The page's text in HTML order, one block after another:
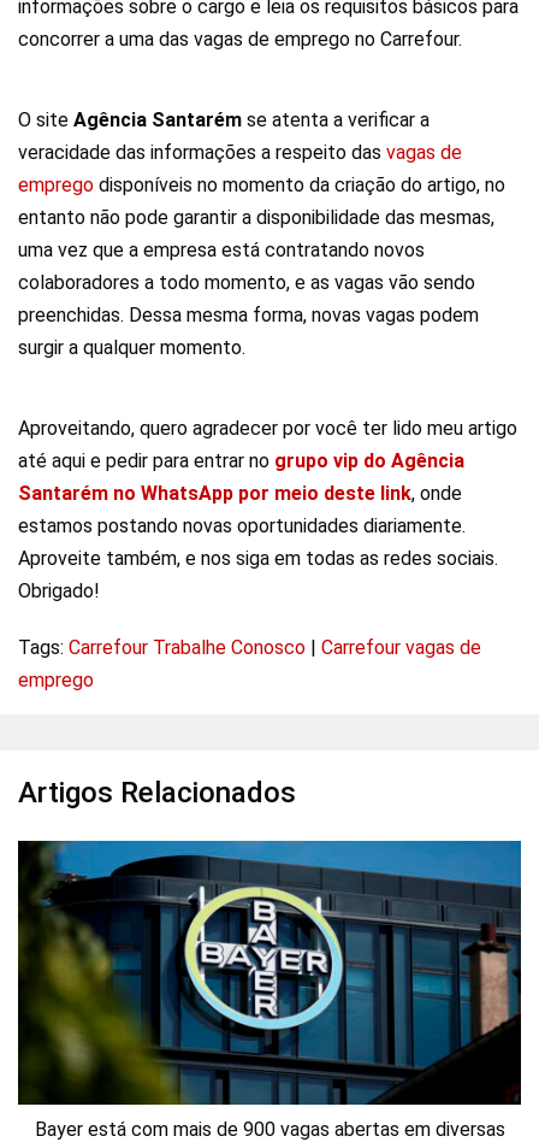
informações sobre o cargo e leia os requisitos básicos para
concorrer a uma das vagas de emprego no Carrefour.
O site Agência Santarém se atenta a verificar a
veracidade das informações a respeito das vagas de
emprego disponíveis no momento da criação do artigo, no
entanto não pode garantir a disponibilidade das mesmas,
uma vez que a empresa está contratando novos
colaboradores a todo momento, e as vagas vão sendo
preenchidas. Dessa mesma forma, novas vagas podem
surgir a qualquer momento.
Aproveitando, quero agradecer por você ter lido meu artigo
até aqui e pedir para entrar no grupo vip do Agência
Santarém no WhatsApp por meio deste link, onde
estamos postando novas oportunidades diariamente.
Aproveite também, e nos siga em todas as redes sociais.
Obrigado!
Tags: Carrefour Trabalhe Conosco
Carrefour vagas de
emprego
Artigos Relacionados
Bayer está com mais de 900 vagas abertas em diversas